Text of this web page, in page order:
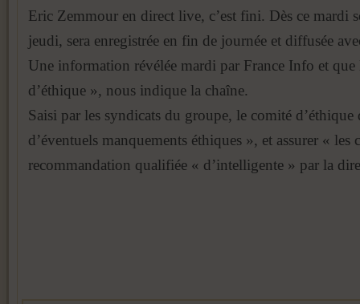
Eric Zemmour en direct live, c’est fini. Dès ce mardi
jeudi, sera enregistrée en fin de journée et diffusée
Une information révélée mardi par France Info et
d’éthique », nous indique la chaîne.
Saisi par les syndicats du groupe, le comité
d’éventuels manquements éthiques », et assurer «
recommandation qualifiée « d’intelligente » par la